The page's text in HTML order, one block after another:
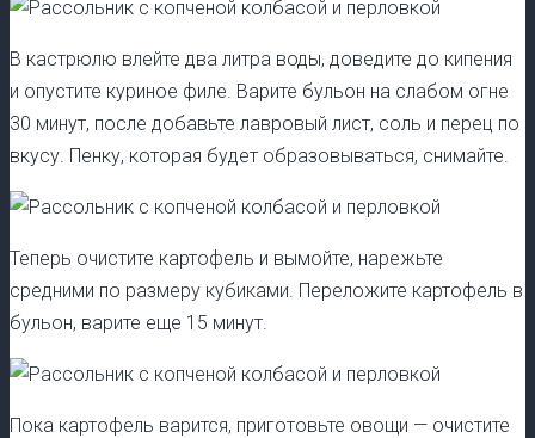
В кастрюлю влейте два литра воды, доведите до кипения
и опустите куриное филе. Варите бульон на слабом огне
30 минут, после добавьте лавровый лист, соль и перец по
вкусу. Пенку, которая будет образовываться, снимайте.
Теперь очистите картофель и вымойте, нарежьте
средними по размеру кубиками. Переложите картофель в
бульон, варите еще 15 минут.
Пока картофель варится, приготовьте овощи — очистите